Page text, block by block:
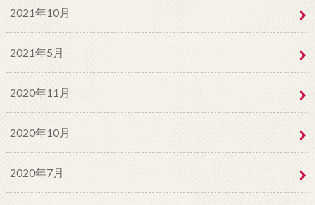
2021年10月
2021年5月
2020年11月
2020年10月
2020年7月